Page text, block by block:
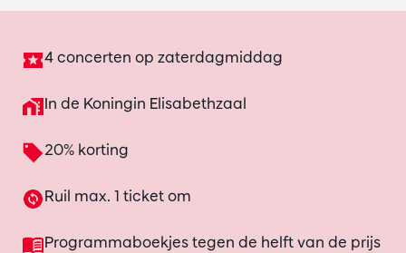
4 concerten op zaterdagmiddag
In de Koningin Elisabethzaal
20% korting
Ruil max. 1 ticket om
Programmaboekjes tegen de helft van de prijs